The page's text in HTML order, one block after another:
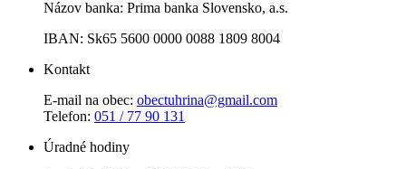
Názov banka: Prima banka Slovensko, a.s.
IBAN: Sk65 5600 0000 0088 1809 8004
Kontakt
E-mail na obec: obectuhrina@gmail.com
Telefon: 051 / 77 90 131
Úradné hodiny